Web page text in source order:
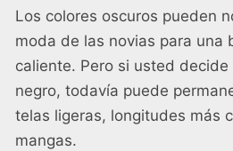
Los colores oscuros pueden
moda de las novias para una
caliente. Pero si usted
negro, todavía puede
telas ligeras, longitudes más
mangas.